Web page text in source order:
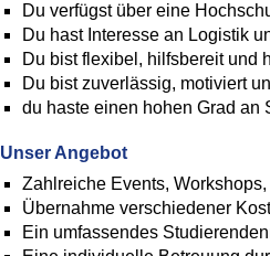
Du verfügst über eine
Du hast Interesse an Logistik
Du bist flexibel, hilfsbereit und
Du bist zuverlässig, motiviert
du haste einen hohen Grad
Unser Angebot
Zahlreiche Events,
Übernahme verschiedener
Ein umfassendes